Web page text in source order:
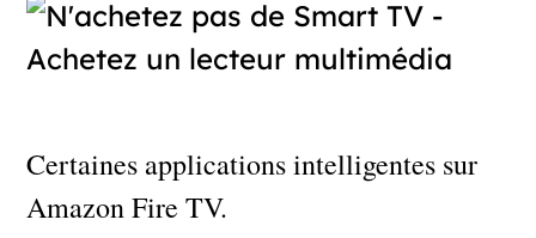
Certaines applications intelligentes sur
Amazon Fire TV.